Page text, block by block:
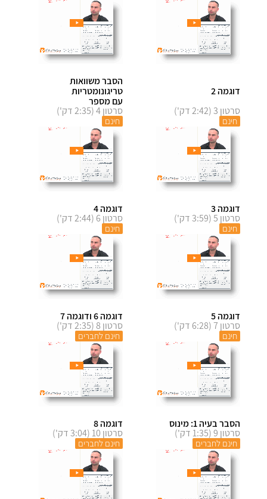
דוגמה 2
סרטון 3 (2:42 דק')
חינם
הסבר משוואות
טריגונומטריות
עם מספר
סרטון 4 (2:35 דק')
חינם
דוגמה 3
סרטון 5 (3:59 דק')
חינם
דוגמה 4
סרטון 6 (2:44 דק')
חינם
דוגמה 5
סרטון 7 (6:28 דק')
חינם
דוגמה 6 ודוגמה 7
סרטון 8 (2:35 דק')
חינם לחברים
הסבר בעיה 1: מינוס
סרטון 9 (1:35 דק')
חינם לחברים
דוגמה 8
סרטון 10 (3:04 דק')
חינם לחברים